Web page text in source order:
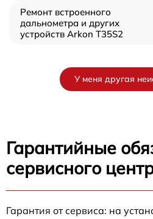
Ремонт встроенного
дальнометра и других
устройств Arkon T35S2
У меня другая
Гарантийные
сервисного
Гарантия от сервиса: на